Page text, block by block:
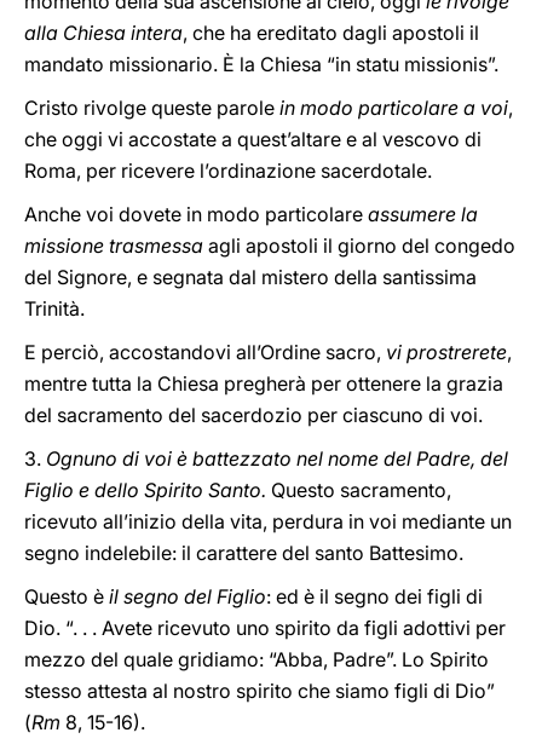
alla Chiesa intera, che ha ereditato dagli apostoli il
mandato missionario. È la Chiesa “in statu missionis”.
Cristo rivolge queste parole in modo particolare a voi,
che oggi vi accostate a quest’altare e al vescovo di
Roma, per ricevere l’ordinazione sacerdotale.
Anche voi dovete in modo particolare assumere la
missione trasmessa agli apostoli il giorno del congedo
del Signore, e segnata dal mistero della santissima
Trinità.
E perciò, accostandovi all’Ordine sacro, vi prostrerete,
mentre tutta la Chiesa pregherà per ottenere la grazia
del sacramento del sacerdozio per ciascuno di voi.
3. Ognuno di voi è battezzato nel nome del Padre, del
Figlio e dello Spirito Santo. Questo sacramento,
ricevuto all’inizio della vita, perdura in voi mediante un
segno indelebile: il carattere del santo Battesimo.
Questo è il segno del Figlio: ed è il segno dei figli di
Dio. “. . . Avete ricevuto uno spirito da figli adottivi per
mezzo del quale gridiamo: “Abba, Padre”. Lo Spirito
stesso attesta al nostro spirito che siamo figli di Dio”
(Rm 8, 15-16).